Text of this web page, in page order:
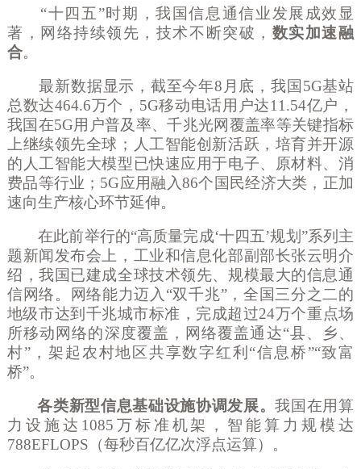
“十四五”时期，我国信息通信业发展成效显
著，网络持续领先，技术不断突破， 数实加速融
合。
最新数据显示，截至今年8月底，我国5G基站
总数达464.6万个，5G移动电话用户达11.54亿户，
我国在5G用户普及率、千兆光网覆盖率等关键指标
上继续领先全球；人工智能创新活跃，培育并开源
的人工智能大模型已快速应用于电子、原材料、消
费品等行业；5G应用融入86个国民经济大类，正加
速向生产核心环节延伸。
在此前举行的“高质量完成‘十四五’规划”系列主
题新闻发布会上，工业和信息化部副部长张云明介
绍，我国已建成全球技术领先、规模最大的信息通
信网络。网络能力迈入“双千兆”，全国三分之二的
地级市达到千兆城市标准，完成超过24万个重点场
所移动网络的深度覆盖，网络覆盖通达“县、乡、
村”，架起农村地区共享数字红利“信息桥”“致富
桥”。
各类新型信息基础设施协调发展。我国在用算
力设施达 1085万标准机架，智能算力规模达
788EFLOPS（每秒百亿亿次浮点运算）。